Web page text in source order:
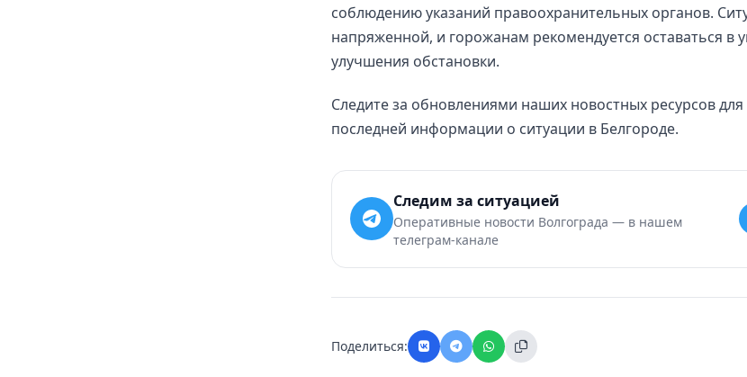
соблюдению указаний правоохранительных органов.
напряженной, и горожанам рекомендуется оставаться в
улучшения обстановки.
Следите за обновлениями наших новостных ресурсов
последней информации о ситуации в Белгороде.
Следим за ситуацией
Оперативные новости Волгограда — в нашем
телеграм-канале
Поделиться: